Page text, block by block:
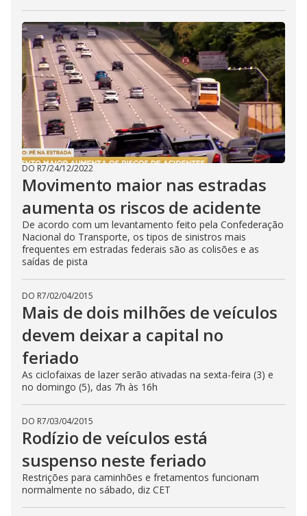
DO R7/24/12/2022
Movimento maior nas estradas
aumenta os riscos de acidente
De acordo com um levantamento feito pela Confederação
Nacional do Transporte, os tipos de sinistros mais
frequentes em estradas federais são as colisões e as
saídas de pista
DO R7/02/04/2015
Mais de dois milhões de veículos
devem deixar a capital no
feriado
As ciclofaixas de lazer serão ativadas na sexta-feira (3) e
no domingo (5), das 7h às 16h
DO R7/03/04/2015
Rodízio de veículos está
suspenso neste feriado
Restrições para caminhões e fretamentos funcionam
normalmente no sábado, diz CET